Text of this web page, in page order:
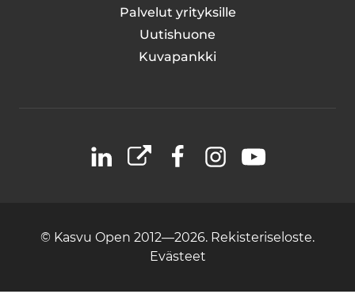
Palvelut yrityksille
Uutishuone
Kuvapankki
LinkedIn
X FacebookInstagramYouTube
© Kasvu Open 2012—2026. Rekisteriseloste.
Evästeet